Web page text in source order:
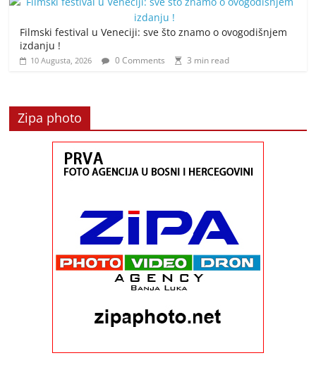
Filmski festival u Veneciji: sve što znamo o ovogodišnjem
izdanju !
10 Augusta, 2026 0 Comments 3 min read
Zipa photo